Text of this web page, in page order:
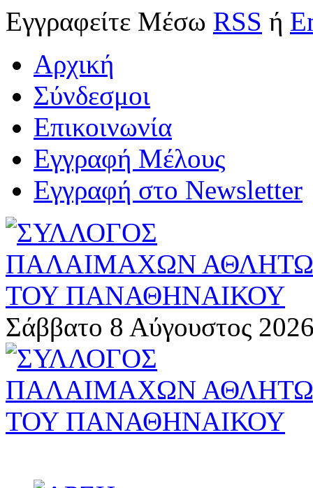
Εγγραφείτε Μέσω RSS ή
Αρχική
Σύνδεσμοι
Επικοινωνία
Εγγραφή Μέλους
Εγγραφή στο Newsletter
Σάββατο 8 Αύγουστος